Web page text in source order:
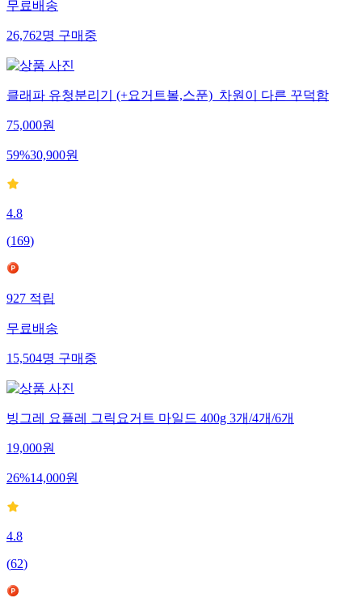
무료배송
26,762명구매중
클래파 유청분리기 (+요거트볼,스푼)_차원이 다른 꾸덕함
75,000원
59%30,900원
4.8
(169)
927적립
무료배송
15,504명구매중
빙그레 요플레 그릭요거트 마일드 400g 3개/4개/6개
19,000원
26%14,000원
4.8
(62)